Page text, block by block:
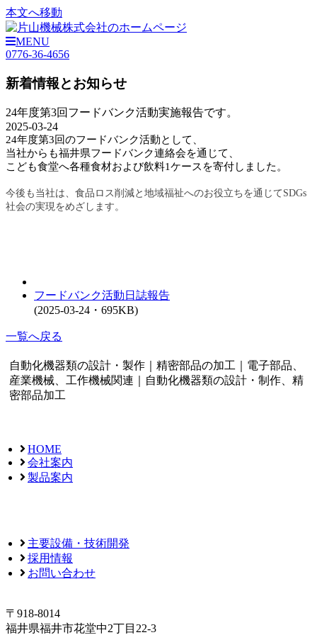
本文へ移動
MENU
0776-36-4656
新着情報とお知らせ
24年度第3回フードバンク活動実施報告です。
2025-03-24
24年度第3回のフードバンク活動として、
当社からも福井県フードバンク連絡会を通じて、
こども食堂へ各種食材および飲料1ケースを寄付しました。
今後も当社は、食品ロス削減と地域福祉へのお役立ちを通じてSDGs
社会の実現をめざします。
フードバンク活動日誌報告
(2025-03-24・695KB)
一覧へ戻る
自動化機器類の設計・製作｜精密部品の加工｜電子部品、
産業機械、工作機械関連｜自動化機器類の設計・制作、精
密部品加工
HOME
会社案内
製品案内
主要設備・技術開発
採用情報
お問い合わせ
〒918-8014
福井県福井市花堂中2丁目22-3